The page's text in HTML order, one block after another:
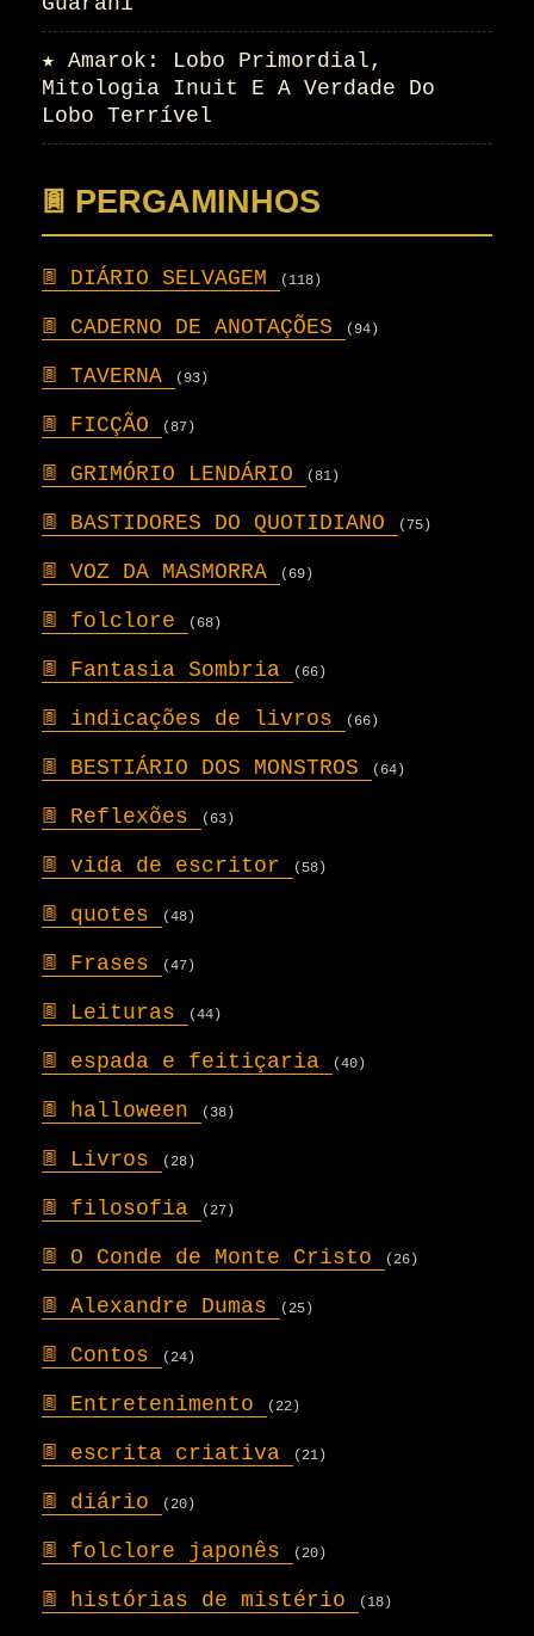
★ Amarok: Lobo Primordial,
Mitologia Inuit E A Verdade Do
Lobo Terrível
𖣍 PERGAMINHOS
𖣍 DIÁRIO SELVAGEM (118)
𖣍 CADERNO DE ANOTAÇÕES (94)
𖣍 TAVERNA (93)
𖣍 FICÇÃO (87)
𖣍 GRIMÓRIO LENDÁRIO (81)
𖣍 BASTIDORES DO QUOTIDIANO (75)
𖣍 VOZ DA MASMORRA (69)
𖣍 folclore (68)
𖣍 Fantasia Sombria (66)
𖣍 indicações de livros (66)
𖣍 BESTIÁRIO DOS MONSTROS (64)
𖣍 Reflexões (63)
𖣍 vida de escritor (58)
𖣍 quotes (48)
𖣍 Frases (47)
𖣍 Leituras (44)
𖣍 espada e feitiçaria (40)
𖣍 halloween (38)
𖣍 Livros (28)
𖣍 filosofia (27)
𖣍 O Conde de Monte Cristo (26)
𖣍 Alexandre Dumas (25)
𖣍 Contos (24)
𖣍 Entretenimento (22)
𖣍 escrita criativa (21)
𖣍 diário (20)
𖣍 folclore japonês (20)
𖣍 histórias de mistério (18)